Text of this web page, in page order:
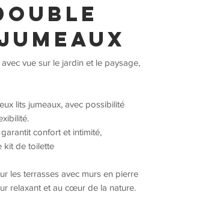
vue sur le jardin et le paysage,
lits jumeaux, avec possibilité
confort et intimité,
kit de toilette
les terrasses avec murs en pierre
relaxant et au cœur de la nature.